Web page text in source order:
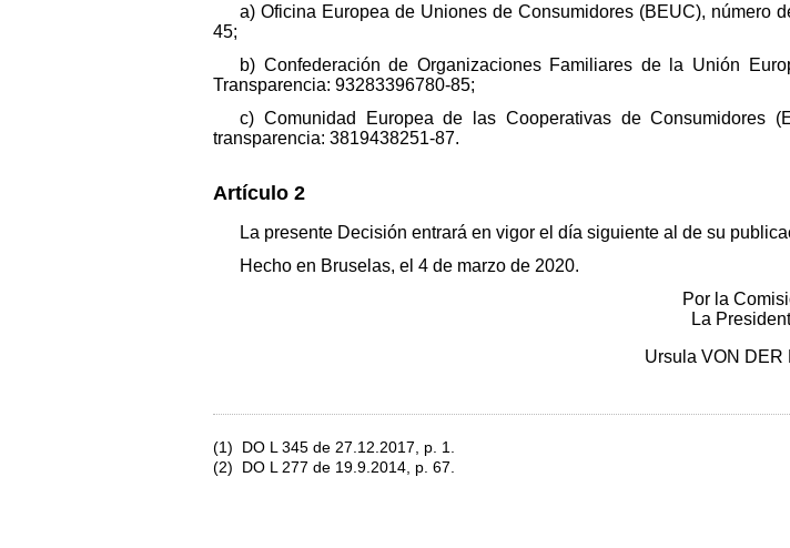
a) Oficina Europea de Uniones de Consumidores (BEUC), número
45;
b) Confederación de Organizaciones Familiares de la Unión
Transparencia: 93283396780-85;
c) Comunidad Europea de las Cooperativas de Consumidores
transparencia: 3819438251-87.
Artículo 2
La presente Decisión entrará en vigor el día siguiente al de su
Hecho en Bruselas, el 4 de marzo de 2020.
Por la
La
Ursula VON DER
(1) DO L 345 de 27.12.2017, p. 1.
(2) DO L 277 de 19.9.2014, p. 67.